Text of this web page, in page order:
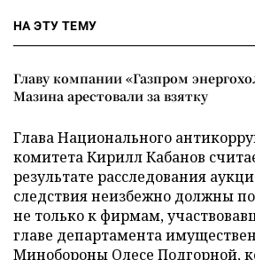
НА ЭТУ ТЕМУ
Главу компании «Газпром
Мазина арестовали за взятку
Глава Национального
комитета Кирилл Кабанов
результате расследования
следствия неизбежно должны
не только к фирмам,
главе департамента
Минобороны Олесе Подгорной,